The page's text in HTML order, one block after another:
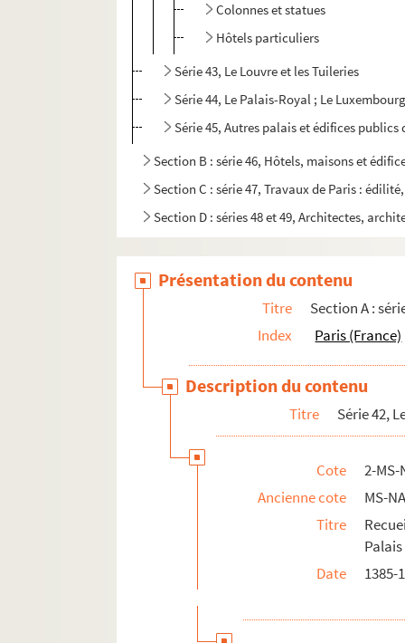
Colonnes et statues
Hôtels particuliers
Série 43, Le Louvre et les Tuileries
Série 44, Le Palais-Royal ; Le
Série 45, Autres palais et édifices
Section B : série 46, Hôtels, maisons et
Section C : série 47, Travaux de Paris :
Section D : séries 48 et 49, Architectes,
Présentation du contenu
Titre
Section A :
Index
Paris (France)
Description du contenu
Titre Série 42,
Cote
2-MS-
Ancienne cote
MS-
Titre
Date
1385-